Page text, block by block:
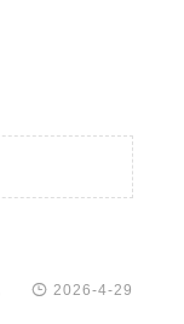
 2026-4-29